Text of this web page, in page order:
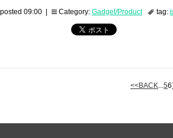
posted 09:00 | Category: Gadget/Product tag:
<<BACK...56